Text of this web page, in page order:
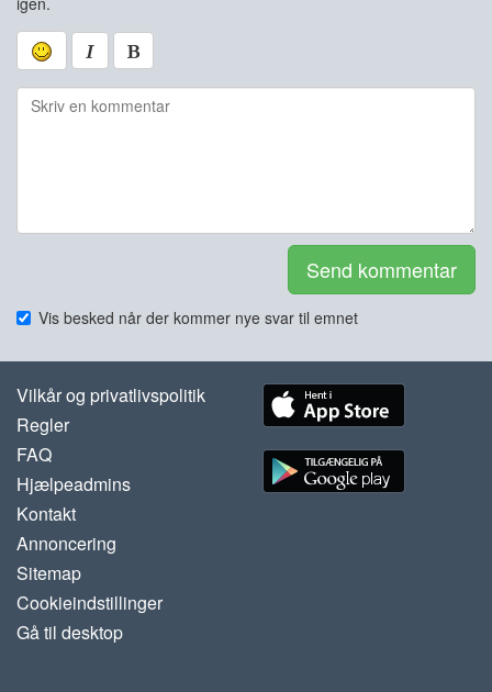
Send kommentar
Vis besked når der kommer nye svar til emnet
Vilkår og privatlivspolitik
Regler
FAQ
Hjælpeadmins
Kontakt
Annoncering
Sitemap
Cookieindstillinger
Gå til desktop